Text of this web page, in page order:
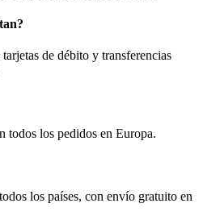
de débito y transferencias
todos los pedidos en Europa.
los países, con envío gratuito en